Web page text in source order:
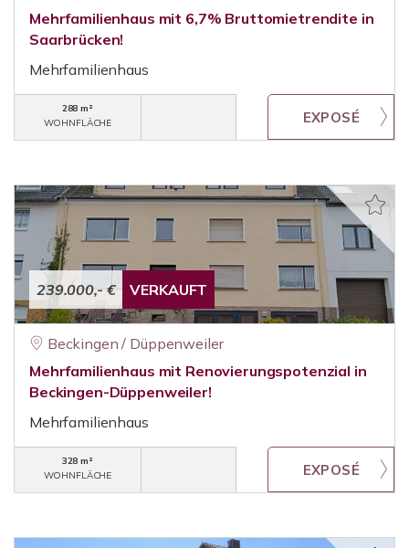
Mehrfamilienhaus mit 6,7% Bruttomietrendite in
Saarbrücken!
Mehrfamilienhaus
288 m²
WOHNFLÄCHE
239.000,- € VERKAUFT
Beckingen / Düppenweiler
Mehrfamilienhaus mit Renovierungspotenzial in
Beckingen-Düppenweiler!
Mehrfamilienhaus
328 m²
WOHNFLÄCHE